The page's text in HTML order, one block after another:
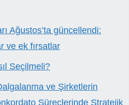
Ağustos’ta güncellendi:
ve ek fırsatlar
Seçilmeli?
ve Şirketlerin
Süreçlerinde Stratejik